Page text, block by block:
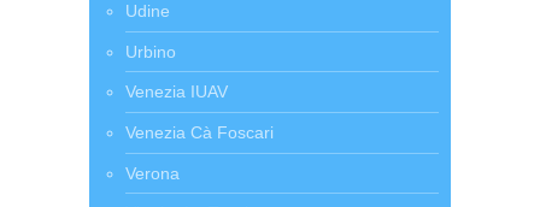
Udine
Urbino
Venezia IUAV
Venezia Cà Foscari
Verona